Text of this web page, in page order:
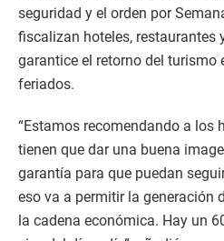
seguridad y el orden por
fiscalizan hoteles, restaurantes
garantice el retorno del turismo
feriados.
“Estamos recomendando a los
tienen que dar una buena
garantía para que puedan
eso va a permitir la generación
la cadena económica. Hay un